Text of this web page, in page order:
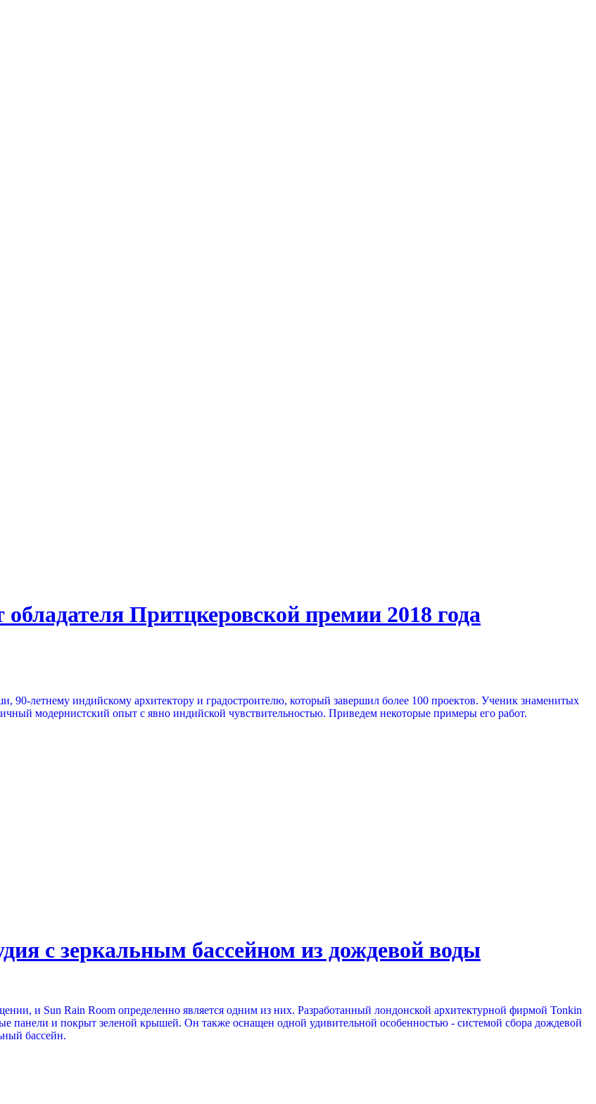
Притцкеровской премии 2018 года
летнему индийскому архитектору и градостроителю, который завершил более 100 проектов. Ученик знаменитых
модернистский опыт с явно индийской чувствительностью. Приведем некоторые примеры его работ.
с зеркальным бассейном из дождевой воды
и Sun Rain Room определенно является одним из них. Разработанный лондонской архитектурной фирмой Tonkin
панели и покрыт зеленой крышей. Он также оснащен одной удивительной особенностью - системой сбора дождевой
бассейн.